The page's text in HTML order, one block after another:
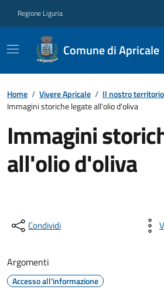
Regione Liguria
Comune di Apricale
Home / Vivere Apricale / Il nostro territorio
Immagini storiche legate all'olio d'oliva
Immagini
all'olio d'oliva
Condividi
Argomenti
Accesso all'informazione